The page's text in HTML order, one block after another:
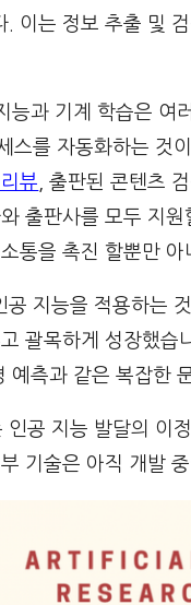
. 이는 정보 추출 및
능과 기계 학습은 여
스를 자동화하는 것
뷰 , 출판된 콘텐츠
출판사를 모두 지
통을 촉진 할뿐만 아
공 지능을 적용하는
괄목하게 성장했습
예측과 같은 복잡한
인공 지능 발달의 이
기술은 아직 개발